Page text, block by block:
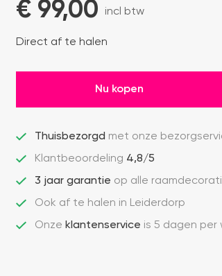
€ 99,00 incl btw
Direct af te halen
Nu kopen
Thuisbezorgd met onze
Klantbeoordeling 4,8/5
3 jaar garantie op alle
Ook af te halen in Leiderdorp
Onze klantenservice is 5 dagen per